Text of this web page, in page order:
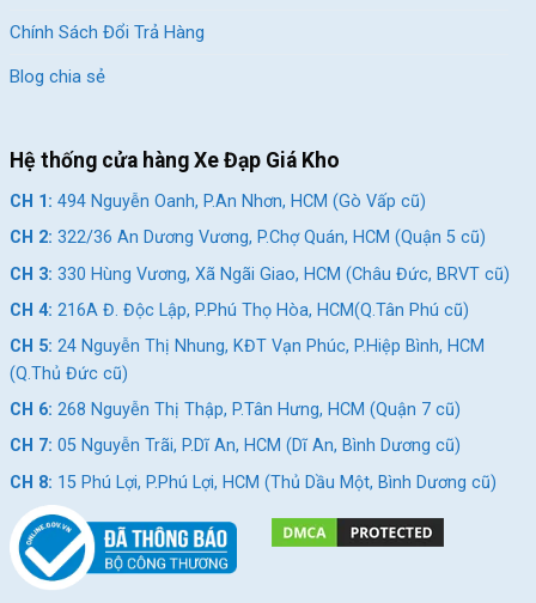
Chính Sách Đổi Trả Hàng
Blog chia sẻ
Hệ thống cửa hàng Xe Đạp Giá Kho
CH 1: 494 Nguyễn Oanh, P.An Nhơn, HCM (Gò Vấp cũ)
CH 2: 322/36 An Dương Vương, P.Chợ Quán, HCM (Quận 5 cũ)
CH 3: 330 Hùng Vương, Xã Ngãi Giao, HCM (Châu Đức, BRVT cũ)
CH 4: 216A Đ. Độc Lập, P.Phú Thọ Hòa, HCM(Q.Tân Phú cũ)
CH 5: 24 Nguyễn Thị Nhung, KĐT Vạn Phúc, P.Hiệp Bình, HCM
(Q.Thủ Đức cũ)
CH 6: 268 Nguyễn Thị Thập, P.Tân Hưng, HCM (Quận 7 cũ)
CH 7: 05 Nguyễn Trãi, P.Dĩ An, HCM (Dĩ An, Bình Dương cũ)
CH 8: 15 Phú Lợi, P.Phú Lợi, HCM (Thủ Dầu Một, Bình Dương cũ)